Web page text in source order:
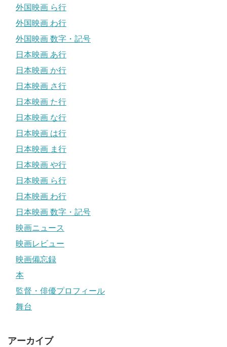
外国映画 ら行
外国映画 わ行
外国映画 数字・記号
日本映画 あ行
日本映画 か行
日本映画 さ行
日本映画 た行
日本映画 な行
日本映画 は行
日本映画 ま行
日本映画 や行
日本映画 ら行
日本映画 わ行
日本映画 数字・記号
映画ニュース
映画レビュー
映画備忘録
本
監督・俳優プロフィール
舞台
アーカイブ